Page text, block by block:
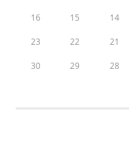
14
15
16
21
22
23
28
29
30